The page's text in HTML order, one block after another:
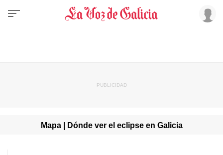
Mapa | Dónde ver el eclipse en Galicia